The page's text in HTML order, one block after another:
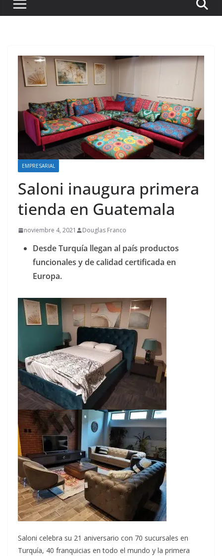
EMPRESARIAL
Saloni inaugura primera
tienda en Guatemala
noviembre 4, 2021 Douglas Franco
Desde Turquía llegan al país productos
funcionales y de calidad certificada en
Europa.
Saloni celebra su 21 aniversario con 70 sucursales en
Turquía, 40 franquicias en todo el mundo y la primera